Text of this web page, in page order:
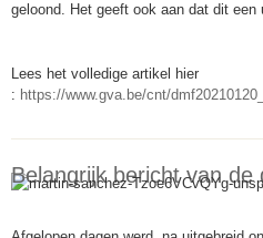
geloond. Het geeft ook aan dat dit
Lees het volledige artikel hier
: https://www.gva.be/cnt/
Belangrijk bericht van de